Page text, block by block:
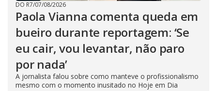
DO R7/07/08/2026
Paola Vianna comenta queda em
bueiro durante reportagem: ‘Se
eu cair, vou levantar, não paro
por nada’
A jornalista falou sobre como manteve o profissionalismo
mesmo com o momento inusitado no Hoje em Dia